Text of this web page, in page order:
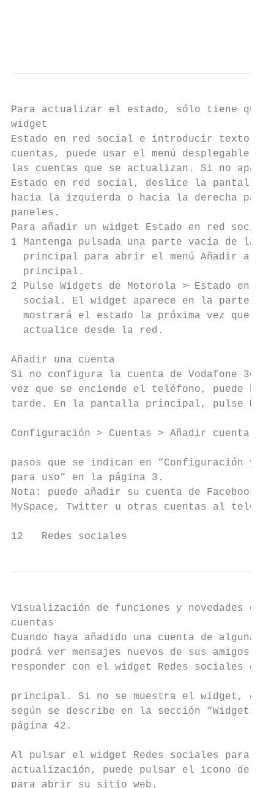
Para actualizar el estado, sólo tiene
widget
Estado en red social e introducir texto.
cuentas, puede usar el menú desplegable
las cuentas que se actualizan. Si no
Estado en red social, deslice la pantalla
hacia la izquierda o hacia la derecha para
paneles.
Para añadir un widget Estado en red
1 Mantenga pulsada una parte vacía de
principal para abrir el menú Añadir a
principal.
2 Pulse Widgets de Motorola > Estado
social. El widget aparece en la parte
mostrará el estado la próxima vez que
actualice desde la red.
Añadir una cuenta
Si no configura la cuenta de Vodafone
vez que se enciende el teléfono, puede
tarde. En la pantalla principal, pulse
Configuración > Cuentas > Añadir cuenta y
pasos que se indican en “Configuración y
para uso” en la página 3.
Nota: puede añadir su cuenta de Facebook,
MySpace, Twitter u otras cuentas al
12   Redes sociales
Visualización de funciones y novedades
cuentas
Cuando haya añadido una cuenta de alguna
podrá ver mensajes nuevos de sus
responder con el widget Redes sociales de
principal. Si no se muestra el widget,
según se describe en la sección
página 42.
Al pulsar el widget Redes sociales
actualización, puede pulsar el
para abrir su sitio web.